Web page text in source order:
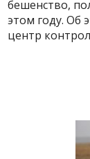
бешенство,
этом году. Об
центр